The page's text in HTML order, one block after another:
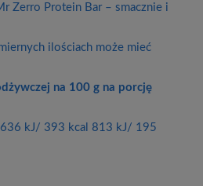
Zerro Protein Bar – smacznie i
ilościach może mieć
na 100 g na porcję
kJ/ 393 kcal 813 kJ/ 195